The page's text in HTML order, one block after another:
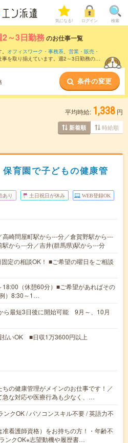
気になる! ログイン 検索
2～3日勤務のお仕事一覧
オフィスワーク・事務系、 営業・販売・
事を取り揃えています。週2～3日勤務の条
条件の変更
平均時給: 1,338 円
新着順 時給順
保育園で子どもの健康管
あり 土日祝日が休み WEB登録OK
崎問屋町駅から---分／倉賀野駅から---
から---分／吉井(群馬県)駅から---分
定の相談OK！ ■ご希望の曜日をご相談
18:00（休憩60分）■ご希望があればその
）8:30～1…
最短3日後に開始可能 9月～、10月
いOK ■日収1万3600円以上
の健康管理がメインのお仕事です！／
急な対応や医療行為も少なく、…
ンクOK / パソコンスキル不要 / 英語力不
看護師資格）をお持ちの方！・年齢不
ンクOK※志望動機や履歴書…